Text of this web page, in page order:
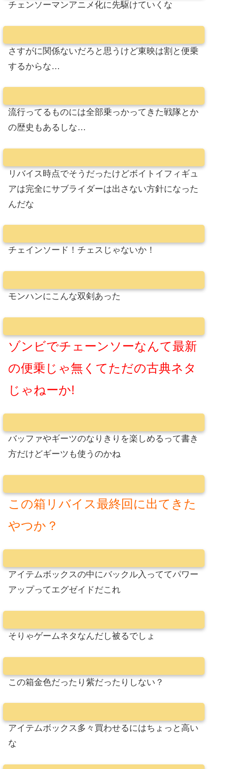
チェンソーマンアニメ化に先駆けていくな
さすがに関係ないだろと思うけど東映は割と便乗
するからな…
流行ってるものには全部乗っかってきた戦隊とか
の歴史もあるしな…
リバイス時点でそうだったけどボイトイフィギュ
アは完全にサブライダーは出さない方針になった
んだな
チェインソード！チェスじゃないか！
モンハンにこんな双剣あった
ゾンビでチェーンソーなんて最新
の便乗じゃ無くてただの古典ネタ
じゃねーか!
バッファやギーツのなりきりを楽しめるって書き
方だけどギーツも使うのかね
この箱リバイス最終回に出てきた
やつか？
アイテムボックスの中にバックル入っててパワー
アップってエグゼイドだこれ
そりゃゲームネタなんだし被るでしょ
この箱金色だったり紫だったりしない？
アイテムボックス多々買わせるにはちょっと高い
な